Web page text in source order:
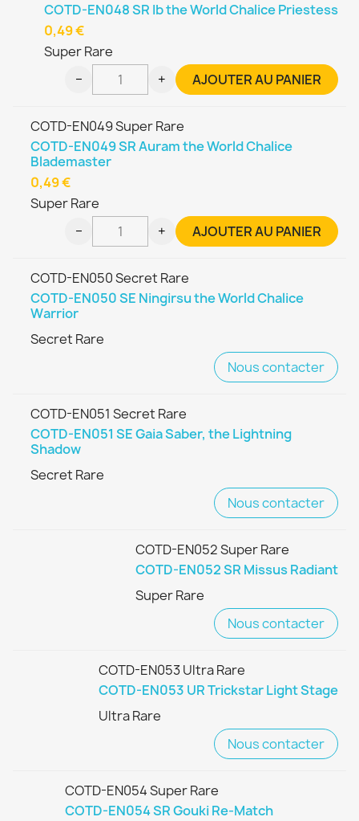
COTD-EN048 SR Ib the World Chalice Priestess
Super Rare
0,49 €
− + AJOUTER AU PANIER
COTD-EN049 Super Rare
COTD-EN049 SR Auram the World Chalice
Blademaster
Super Rare
0,49 €
− + AJOUTER AU PANIER
COTD-EN050 Secret Rare
COTD-EN050 SE Ningirsu the World Chalice
Warrior
Secret Rare
Nous contacter
COTD-EN051 Secret Rare
COTD-EN051 SE Gaia Saber, the Lightning
Shadow
Secret Rare
Nous contacter
COTD-EN052 Super Rare
COTD-EN052 SR Missus Radiant
Super Rare
Nous contacter
COTD-EN053 Ultra Rare
COTD-EN053 UR Trickstar Light Stage
Ultra Rare
Nous contacter
COTD-EN054 Super Rare
COTD-EN054 SR Gouki Re-Match